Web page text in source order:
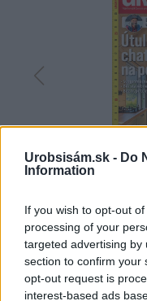
Urobsisám.sk - Do
Information
If you wish to opt-out
processing of your
targeted advertising by
section to confirm your
opt-out request is
interest-based ads
KDE SA